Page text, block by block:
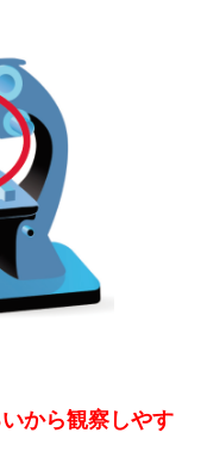
から観察しやす